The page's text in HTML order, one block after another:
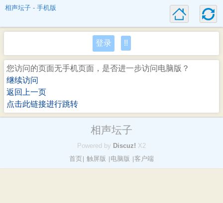
相声坛子 - 手机版
登录 !!
您访问的页面无手机页面，是否进一步访问电脑版？
继续访问
返回上一页
点击此链接进行跳转
相声坛子
Powered by Discuz! X2
首页 触屏版 电脑版 客户端